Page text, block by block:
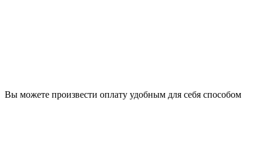
Вы можете произвести оплату удобным для себя способом